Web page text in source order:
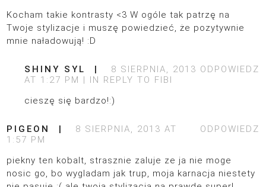
Kocham takie kontrasty <3 W ogóle tak patrzę na
Twoje stylizacje i muszę powiedzieć, że pozytywnie
mnie naładowują! :D
ODPOWIEDZ
SHINY SYL
8 SIERPNIA, 2013
AT 1:27 PM
IN REPLY TO FIBI
cieszę się bardzo!:)
ODPOWIEDZ
PIGEON
8 SIERPNIA, 2013 AT
1:57 PM
piekny ten kobalt, strasznie zaluje ze ja nie moge
nosic go, bo wygladam jak trup, moja karnacja niestety